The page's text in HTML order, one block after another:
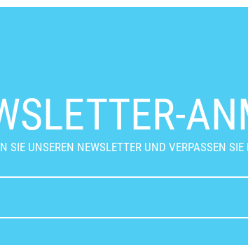
SIE UNSEREN NEWSLETTER UND VERPASSEN